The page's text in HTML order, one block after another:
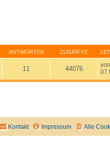
ANTWORTEN ZUGRIFFE
11 44076 von
Alle
Impressum
Kontakt